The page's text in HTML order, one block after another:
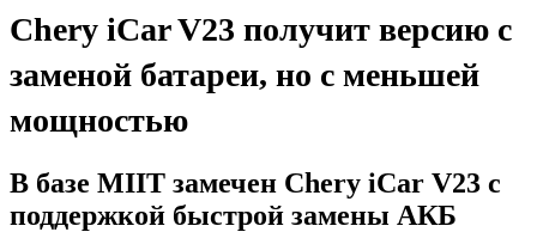
Chery iCar V23 получит версию с
заменой батареи, но с меньшей
мощностью
В базе MIIT замечен Chery iCar V23 с
поддержкой быстрой замены АКБ